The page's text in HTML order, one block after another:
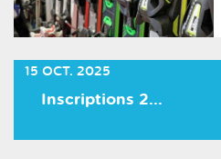
15 OCT. 2025
Inscriptions 2...